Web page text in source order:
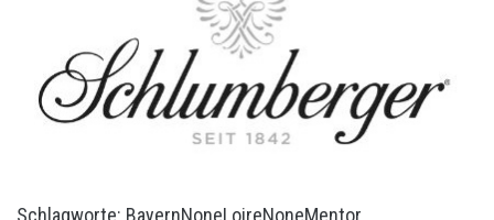
Schlagworte: BayernNoneLoireNoneMentor